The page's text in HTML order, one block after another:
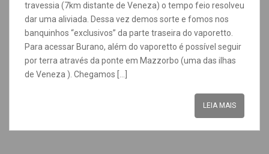
travessia (7km distante de Veneza) o tempo feio resolveu
dar uma aliviada. Dessa vez demos sorte e fomos nos
banquinhos “exclusivos” da parte traseira do vaporetto.
Para acessar Burano, além do vaporetto é possível seguir
por terra através da ponte em Mazzorbo (uma das ilhas
de Veneza ). Chegamos […]
LEIA MAIS